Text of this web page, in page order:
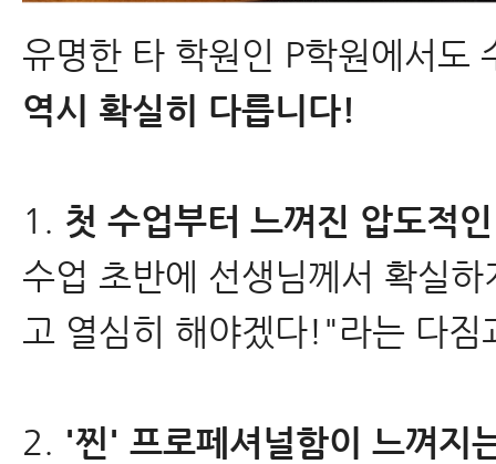
유명한 타 학원인 P학원에서도
역시 확실히 다릅니다!
1. 첫 수업부터 느껴진 압도적
수업 초반에 선생님께서 확실
고 열심히 해야겠다!"라는 다짐
2. '찐' 프로페셔널함이 느껴지